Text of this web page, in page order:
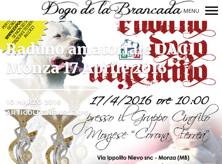
Navigazione
principale
MENU
Raduno amatoriale DACI
Monza 17 Aprile 2016
10 MARZO 2016
ARTICOLI E NEWS EXPO